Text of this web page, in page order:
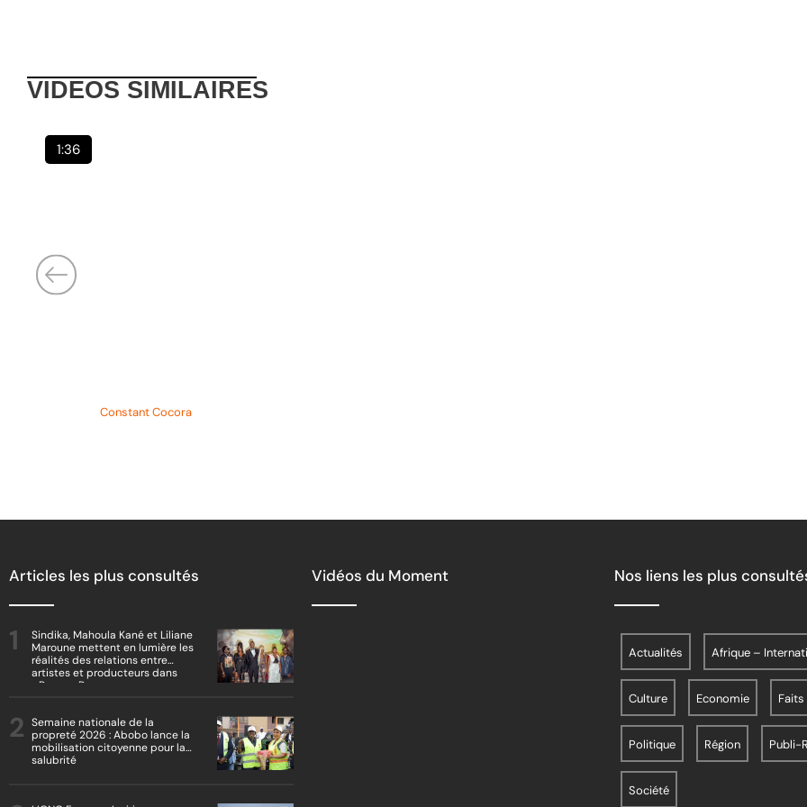
VIDEOS SIMILAIRES
1:36
Constant Cocora
Articles les plus consultés
Sindika, Mahoula Kané et Liliane
Maroune mettent en lumière les
réalités des relations entre
artistes et producteurs dans
« Boss vs Boss »
Semaine nationale de la
propreté 2026 : Abobo lance la
mobilisation citoyenne pour la
salubrité
Vidéos du Moment Nos liens les plus
Actualités Afrique –
Culture Economie
Politique Région Publi-
Société